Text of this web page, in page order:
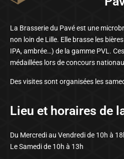
La Brasserie du Pavé est une
non loin de Lille. Elle brasse les
IPA, ambrée…) de la gamme PVL.
médaillées lors de concours
Des visites sont organisées les
Lieu et horaires de
Du Mercredi au Vendredi de 10h à
Le Samedi de 10h à 13h